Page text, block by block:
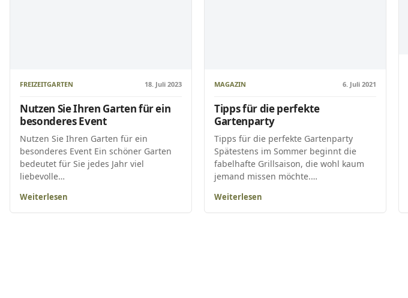
FREIZEITGARTEN 18. Juli 2023
Nutzen Sie Ihren Garten für ein
besonderes Event
Nutzen Sie Ihren Garten für ein
besonderes Event Ein schöner Garten
bedeutet für Sie jedes Jahr viel
liebevolle…
Weiterlesen
MAGAZIN 6. Juli 2021
Tipps für die perfekte
Gartenparty
Tipps für die perfekte Gartenparty
Spätestens im Sommer beginnt die
fabelhafte Grillsaison, die wohl kaum
jemand missen möchte.…
Weiterlesen